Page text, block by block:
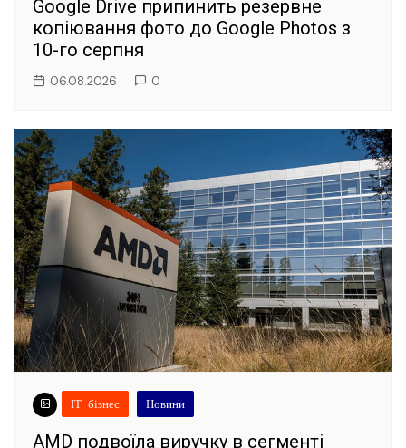
Google Drive припинить резервне
копіювання фото до Google Photos з
10-го серпня
06.08.2026 0
ІТ-бізнес Новини
AMD подвоїла виручку в сегменті